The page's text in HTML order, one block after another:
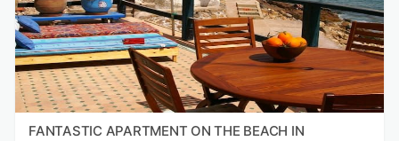
FANTASTIC APARTMENT ON THE BEACH IN